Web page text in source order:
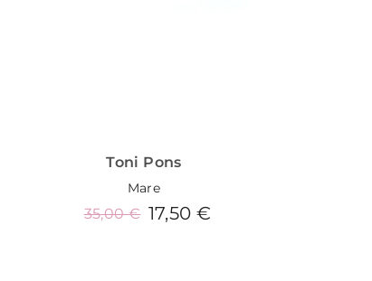
Toni Pons
Mare
17,50 €
35,00 €